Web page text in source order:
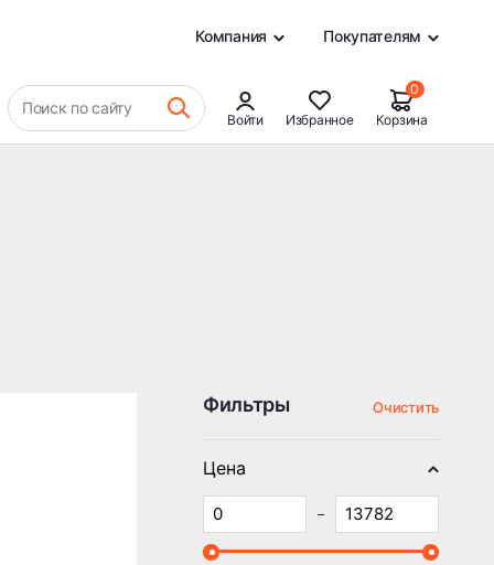
Компания Покупателям
Поиск по сайту
Войти Избранное
0
Корзина
Фильтры Очистить
Цена